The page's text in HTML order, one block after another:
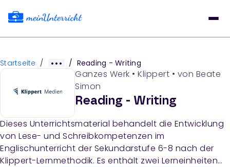
Startseite / / Reading - Writing
Ganzes Werk • Klippert • von Beate
Simon
Reading - Writing
Dieses Unterrichtsmaterial behandelt die Entwicklung
von Lese- und Schreibkompetenzen im
Englischunterricht der Sekundarstufe 6-8 nach der
Klippert-Lernmethodik. Es enthält zwei Lerneinheiten